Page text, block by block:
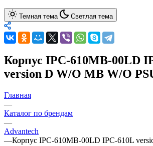
Темная тема Светлая тема
Корпус IPC-610MB-00LD
version D W/O MB W/O
Главная
—
Каталог по брендам
—
Advantech
—Корпус IPC-610MB-00LD IPC-610L